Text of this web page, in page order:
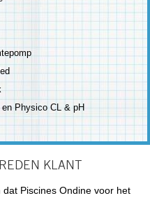
Physico CL & pH
KLANT
Piscines Ondine voor het